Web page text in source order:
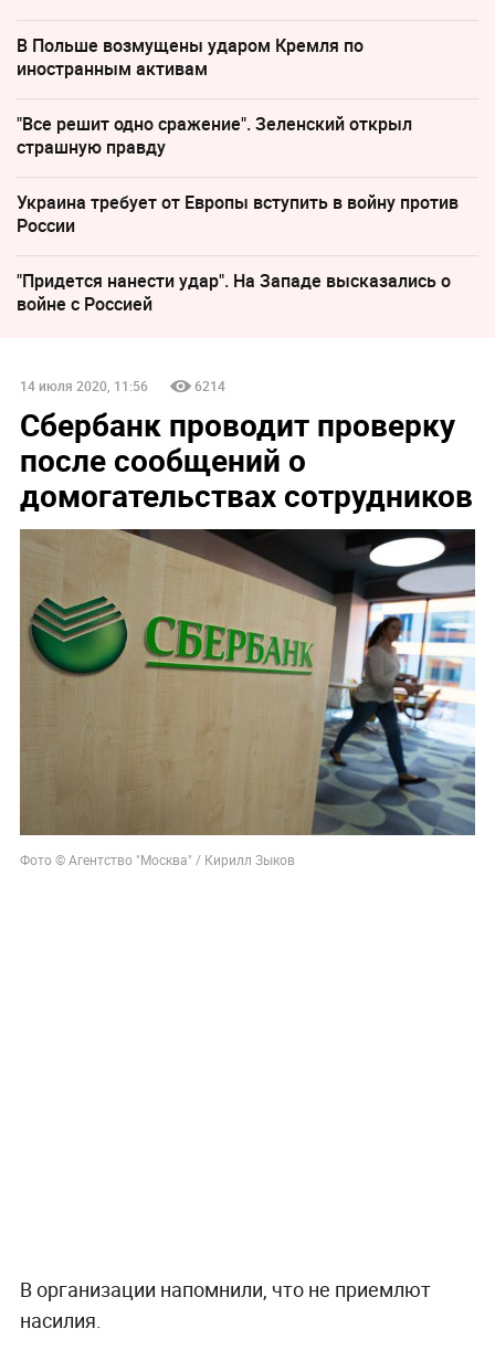
В Польше возмущены ударом Кремля по
иностранным активам
"Все решит одно сражение". Зеленский открыл
страшную правду
Украина требует от Европы вступить в войну против
России
"Придется нанести удар". На Западе высказались о
войне с Россией
14 июля 2020, 11:56 6214
Сбербанк проводит проверку
после сообщений о
домогательствах сотрудников
Фото © Агентство "Москва" / Кирилл Зыков
В организации напомнили, что не приемлют
насилия.